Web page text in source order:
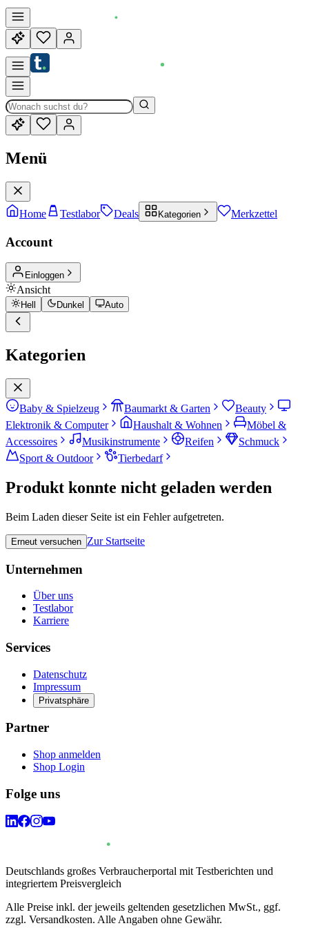
Menü
Home Testlabor Deals Kategorien Merkzettel
Account
Einloggen
Ansicht
Hell Dunkel Auto
Kategorien
Baby & Spielzeug Baumarkt & Garten
Beauty
Elektronik & Computer
Haushalt & Wohnen
Möbel &
Accessoires
Musikinstrumente Reifen
Schmuck
Sport & Outdoor
Tierbedarf
Produkt konnte nicht geladen werden
Beim Laden dieser Seite ist ein Fehler aufgetreten.
Erneut versuchen Zur Startseite
Unternehmen
Über uns
Testlabor
Karriere
Services
Datenschutz
Impressum
Privatsphäre
Partner
Shop anmelden
Shop Login
Folge uns
Deutschlands großes Verbraucherportal mit Testberichten und
integriertem Preisvergleich
Alle Preise inkl. der jeweils geltenden gesetzlichen MwSt., ggf.
zzgl. Versandkosten. Alle Angaben ohne Gewähr.